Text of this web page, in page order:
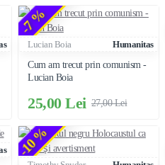
-7 %
Lucian Boia
Humanitas
Cum am trecut prin comunism -
Lucian Boia
25,00 Lei 27,00 Lei
-10 %